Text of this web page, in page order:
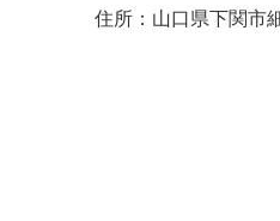
住所：山口県下関市